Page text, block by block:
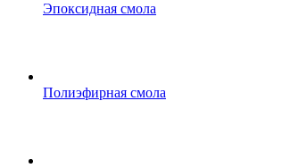
Эпоксидная смола
Полиэфирная смола